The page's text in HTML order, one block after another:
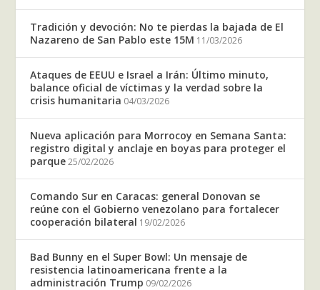
Tradición y devoción: No te pierdas la bajada de El
Nazareno de San Pablo este 15M 11/03/2026
Ataques de EEUU e Israel a Irán: Último minuto,
balance oficial de víctimas y la verdad sobre la
crisis humanitaria 04/03/2026
Nueva aplicación para Morrocoy en Semana Santa:
registro digital y anclaje en boyas para proteger el
parque 25/02/2026
Comando Sur en Caracas: general Donovan se
reúne con el Gobierno venezolano para fortalecer
cooperación bilateral 19/02/2026
Bad Bunny en el Super Bowl: Un mensaje de
resistencia latinoamericana frente a la
administración Trump 09/02/2026